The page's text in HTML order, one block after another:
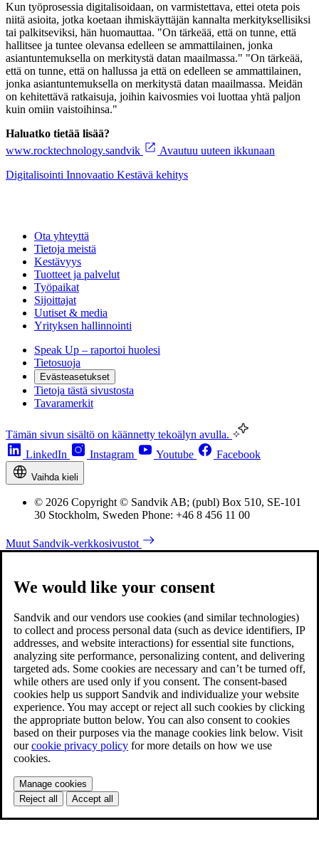
Kun työprosessia digitalisoidaan, on varmistettava, ettei oteta pois
niitä asioita, jotka koetaan ihmiskäyttäjän kannalta merkityksellisiksi
tai palkitseviksi, hän huomauttaa. "On tärkeää, että on tunne, että
hallitsee ja tuntee olevansa edelleen se ammattilainen, jonka
asiantuntemuksella on merkitystä datan maailmassa." "On tärkeää,
että on tunne, että on hallussa ja että on edelleen se ammattilainen,
jonka asiantuntemuksella on merkitystä datan maailmassa. Meidän
on kehitettävä ratkaisuja, joihin kaivosmies voi luottaa yhtä paljon
kuin omiin vaistoihinsa."
Haluatko tietää lisää?
www.rocktechnology.sandvik
Avautuu uuteen ikkunaan
Digitalisointi Innovaatio Kestävä kehitys
Ota yhteyttä
Tietoja meistä
Kestävyys
Tuotteet ja palvelut
Työpaikat
Sijoittajat
Uutiset & media
Yrityksen hallinnointi
Speak Up – raportoi huolesi
Tietosuoja
Evästeasetukset
Tietoja tästä sivustosta
Tavaramerkit
Tämän sivun sisältö on käännetty tekoälyn avulla.
LinkedIn
Instagram Youtube Facebook
Vaihda kieli
© 2026 Copyright © Sandvik AB; (publ) Box 510, SE-101
30 Stockholm, Sweden Phone: +46 8 456 11 00
Muut Sandvik-verkkosivustot
We would like your consent
Sandvik and our vendors use cookies (and similar technologies)
to collect and process personal data (such as device identifiers, IP
addresses, and website interactions) for essential site functions,
analyzing site performance, personalizing content, and delivering
targeted ads. Some cookies are necessary and can’t be turned off,
while others are used only if you consent. The consent-based
cookies help us support Sandvik and individualize your website
experience. You may accept or reject all such cookies by clicking
the appropriate button below. You can also consent to cookies
based on their purposes via the manage cookies link below. Visit
ourcookie privacy policy for more details on how we use
cookies.
Manage cookies
Reject all
Accept all